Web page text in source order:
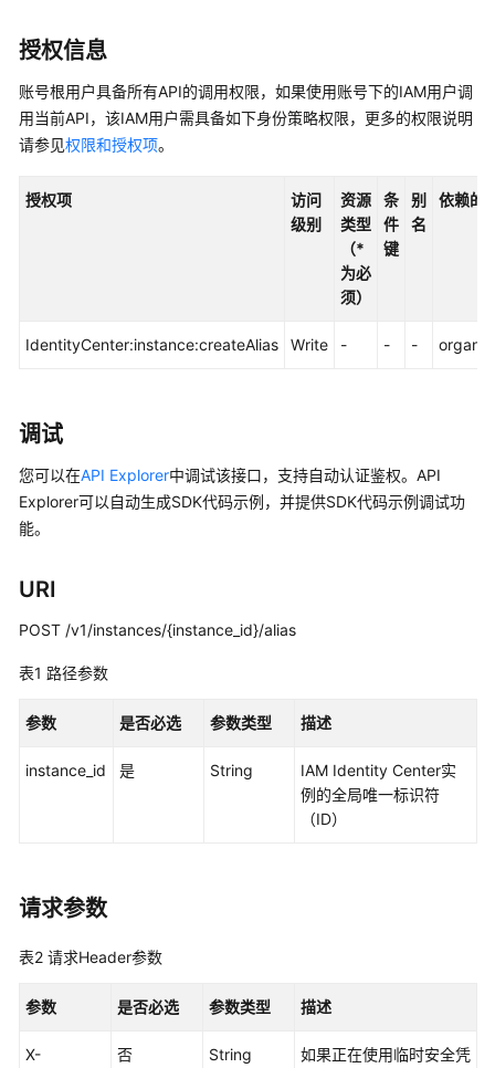
门
用
户
指
API
用
概
览
用
例
出
例
ListInstances
查
授权信息
账号根用户具备所有API的调用权限，如果使用账号下的IAM用户调
用当前API，该IAM用户需具备如下身份策略权限，更多的权限说明
请参见权限和授权项。
授权项
访问
级别
资源
类型
（*
为必
须）
条
件
键
别
名
依赖的
IdentityCenter:instance:createAlias Write - - -
调试
您可以在API Explorer中调试该接口，支持自动认证鉴权。API
Explorer可以自动生成SDK代码示例，并提供SDK代码示例调试功
能。
URI
POST /v1/instances/{instance_id}/alias
表1 路径参数
参数 是否必选 参数类型 描述
instance_id 是 String
IAM Identity Center实
例的全局唯一标识符
（ID）
请求参数
表2 请求Header参数
参数 是否必选 参数类型 描述
X-
否 String
如果正在使用临时安全凭